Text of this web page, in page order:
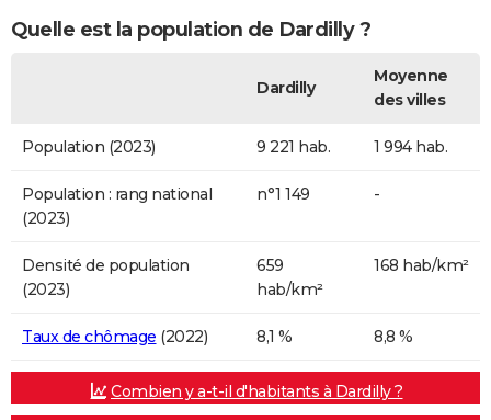
Quelle est la population de Dardilly ?
Dardilly
Moyenne
des villes
Population (2023) 9 221 hab. 1 994 hab.
Population : rang national
(2023)
n°1 149 -
Densité de population
(2023)
659
hab/km²
168 hab/km²
Taux de chômage (2022) 8,1 % 8,8 %
Combien y a-t-il d'habitants à Dardilly ?